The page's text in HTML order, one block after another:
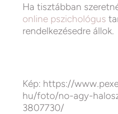
Ha tisztábban
online pszichológus
rendelkezésedre állok.
Kép: https://
hu/foto/no-agy-
3807730/